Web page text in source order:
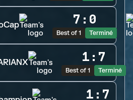
7 : 0
Best of 1 Terminé
1 : 7
Best of 1 Terminé
1 : 7